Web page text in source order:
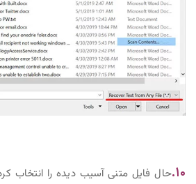
۱۰. حال فایل متنی آسیب دیده را انتخاب